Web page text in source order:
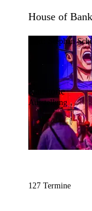
House of
Stephan
Kategorie
Ausstellung
127 Termine